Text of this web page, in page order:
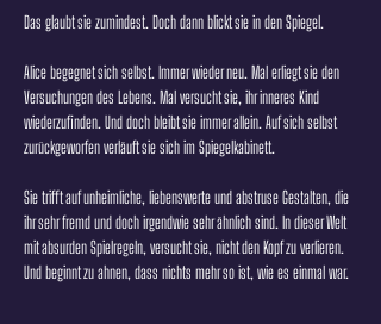
Das glaubt sie zumindest. Doch dann blickt sie in den Spiegel.
Alice begegnet sich selbst. Immer wieder neu. Mal erliegt sie den
Versuchungen des Lebens. Mal versucht sie, ihr inneres Kind
wiederzufinden. Und doch bleibt sie immer allein. Auf sich selbst
zurückgeworfen verläuft sie sich im Spiegelkabinett.
Sie trifft auf unheimliche, liebenswerte und abstruse Gestalten, die
ihr sehr fremd und doch irgendwie sehr ähnlich sind. In dieser Welt
mit absurden Spielregeln, versucht sie, nicht den Kopf zu verlieren.
Und beginnt zu ahnen, dass nichts mehr so ist, wie es einmal war.